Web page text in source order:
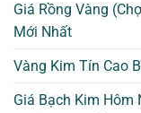
Giá Rồng Vàng
Mới Nhất
Vàng Kim Tín Cao
Giá Bạch Kim Hôm